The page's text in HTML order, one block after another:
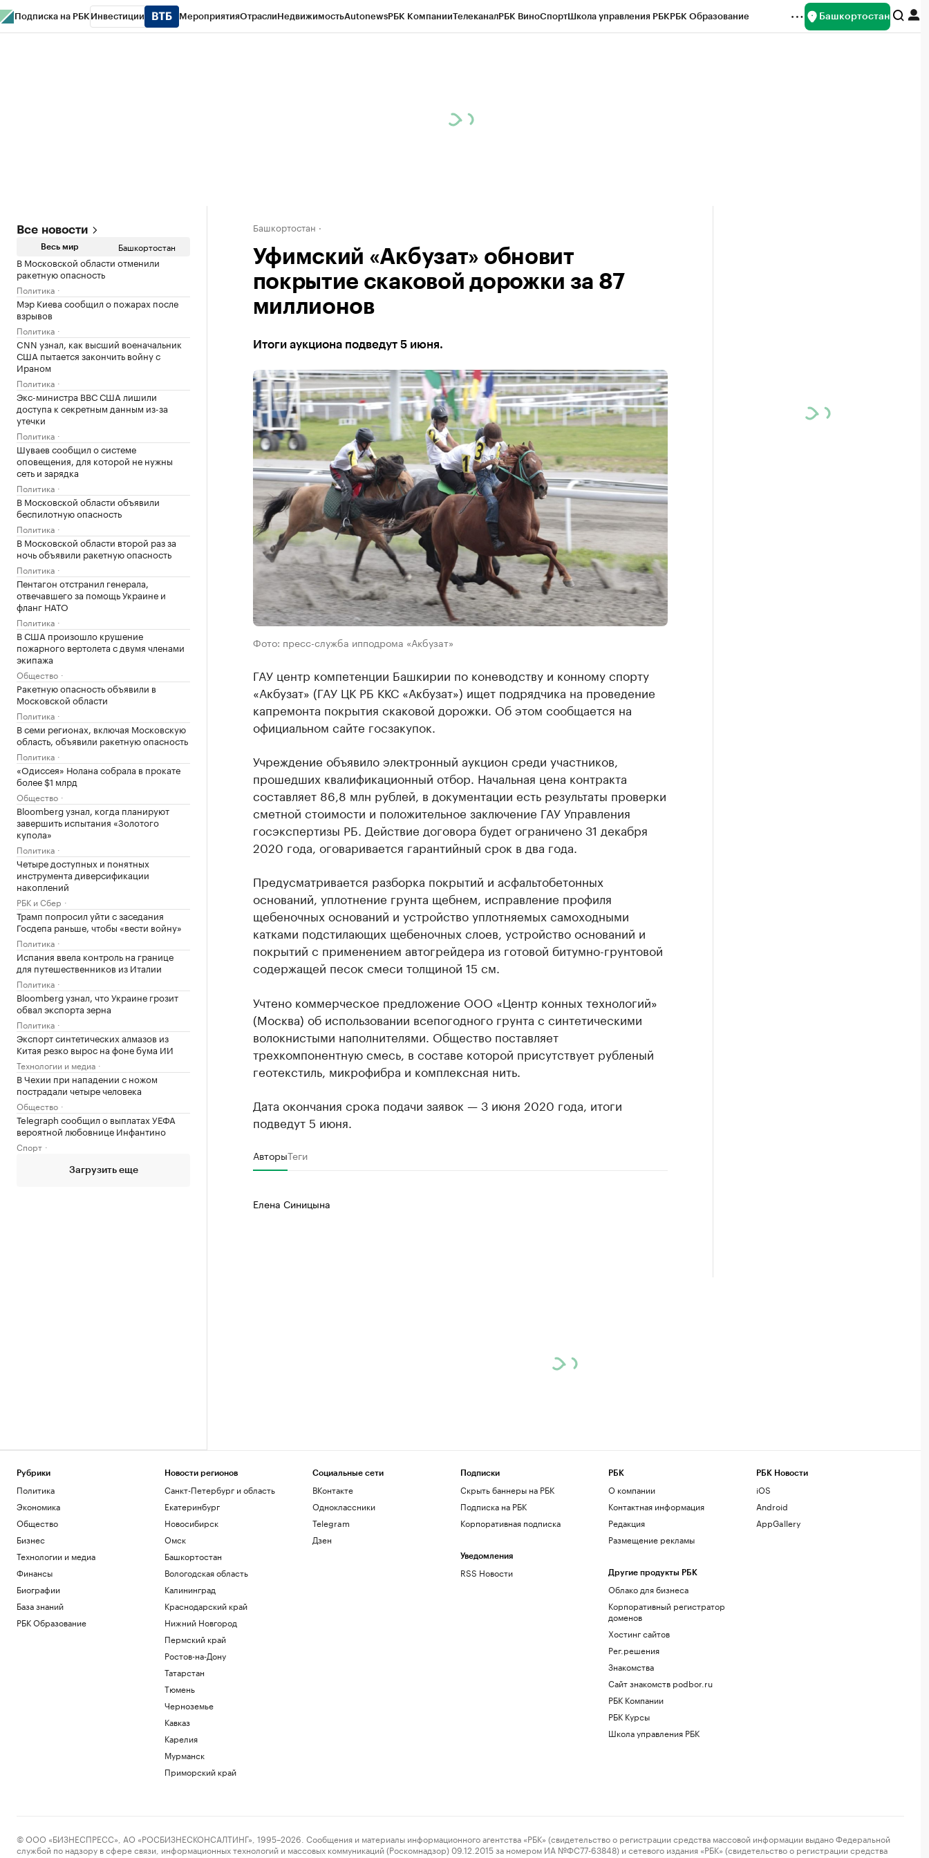
Подписка на РБК Инвестиции МероприятияОтраслиНедвижимостьAutonewsРБК КомпанииТелеканалРБК ВиноСпортШкола управления РБКРБК Образование Башкортостан
Все новости
Весь мир Башкортостан
В Московской области отменили
ракетную опасность
Политика
Мэр Киева сообщил о пожарах после
взрывов
Политика
CNN узнал, как высший военачальник
США пытается закончить войну с
Ираном
Политика
Экс-министра ВВС США лишили
доступа к секретным данным из-за
утечки
Политика
Шуваев сообщил о системе
оповещения, для которой не нужны
сеть и зарядка
Политика
В Московской области объявили
беспилотную опасность
Политика
В Московской области второй раз за
ночь объявили ракетную опасность
Политика
Пентагон отстранил генерала,
отвечавшего за помощь Украине и
фланг НАТО
Политика
В США произошло крушение
пожарного вертолета с двумя членами
экипажа
Общество
Ракетную опасность объявили в
Московской области
Политика
В семи регионах, включая Московскую
область, объявили ракетную опасность
Политика
«Одиссея» Нолана собрала в прокате
более $1 млрд
Общество
Bloomberg узнал, когда планируют
завершить испытания «Золотого
купола»
Политика
Четыре доступных и понятных
инструмента диверсификации
накоплений
РБК и Сбер
Трамп попросил уйти с заседания
Госдепа раньше, чтобы «вести войну»
Политика
Испания ввела контроль на границе
для путешественников из Италии
Политика
Bloomberg узнал, что Украине грозит
обвал экспорта зерна
Политика
Экспорт синтетических алмазов из
Китая резко вырос на фоне бума ИИ
Технологии и медиа
В Чехии при нападении с ножом
пострадали четыре человека
Общество
Telegraph сообщил о выплатах УЕФА
вероятной любовнице Инфантино
Спорт
Загрузить еще
Башкортостан
Уфимский «Акбузат» обновит
покрытие скаковой дорожки за 87
миллионов
Итоги аукциона подведут 5 июня.
Фото: пресс-служба ипподрома «Акбузат»
ГАУ центр компетенции Башкирии по коневодству и конному спорту
«Акбузат» (ГАУ ЦК РБ ККС «Акбузат») ищет подрядчика на проведение
капремонта покрытия скаковой дорожки. Об этом сообщается на
официальном сайте госзакупок.
Учреждение объявило электронный аукцион среди участников,
прошедших квалификационный отбор. Начальная цена контракта
составляет 86,8 млн рублей, в документации есть результаты проверки
сметной стоимости и положительное заключение ГАУ Управления
госэкспертизы РБ. Действие договора будет ограничено 31 декабря
2020 года, оговаривается гарантийный срок в два года.
Предусматривается разборка покрытий и асфальтобетонных
оснований, уплотнение грунта щебнем, исправление профиля
щебеночных оснований и устройство уплотняемых самоходными
катками подстилающих щебеночных слоев, устройство оснований и
покрытий с применением автогрейдера из готовой битумно-грунтовой
содержащей песок смеси толщиной 15 см.
Учтено коммерческое предложение ООО «Центр конных технологий»
(Москва) об использовании всепогодного грунта с синтетическими
волокнистыми наполнителями. Общество поставляет
трехкомпонентную смесь, в составе которой присутствует рубленый
геотекстиль, микрофибра и комплексная нить.
Дата окончания срока подачи заявок — 3 июня 2020 года, итоги
подведут 5 июня.
АвторыТеги
Елена Синицына
Рубрики
Политика
Экономика
Общество
Бизнес
Технологии и медиа
Финансы
Биографии
База знаний
РБК Образование
Новости регионов
Санкт-Петербург и область
Екатеринбург
Новосибирск
Омск
Башкортостан
Вологодская область
Калининград
Краснодарский край
Нижний Новгород
Пермский край
Ростов-на-Дону
Татарстан
Тюмень
Черноземье
Кавказ
Карелия
Мурманск
Приморский край
Социальные сети
ВКонтакте
Одноклассники
Telegram
Дзен
Подписки
Скрыть баннеры на РБК
Подписка на РБК
Корпоративная подписка
Уведомления
RSS Новости
РБК
О компании
Контактная информация
Редакция
Размещение рекламы
Другие продукты РБК
Облако для бизнеса
Корпоративный регистратор
доменов
Хостинг сайтов
Рег.решения
Знакомства
Сайт знакомств podbor.ru
РБК Компании
РБК Курсы
Школа управления РБК
РБК Новости
iOS
Android
AppGallery
© ООО «БИЗНЕСПРЕСС», АО «РОСБИЗНЕСКОНСАЛТИНГ», 1995–2026. Сообщения и материалы информационного агентства «РБК» (свидетельство о регистрации средства массовой информации выдано Федеральной
службой по надзору в сфере связи, информационных технологий и массовых коммуникаций (Роскомнадзор) 09.12.2015 за номером ИА №ФС77-63848) и сетевого издания «РБК» (свидетельство о регистрации средства